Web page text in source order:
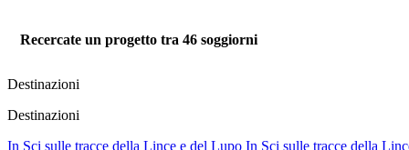
Recercate un progetto tra 46 soggiorni
Destinazioni
Destinazioni
In Sci sulle tracce della Lince e del Lupo In Sci sulle tracce della